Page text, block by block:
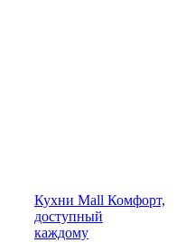
Кухни Mall Комфорт,
доступный
каждому